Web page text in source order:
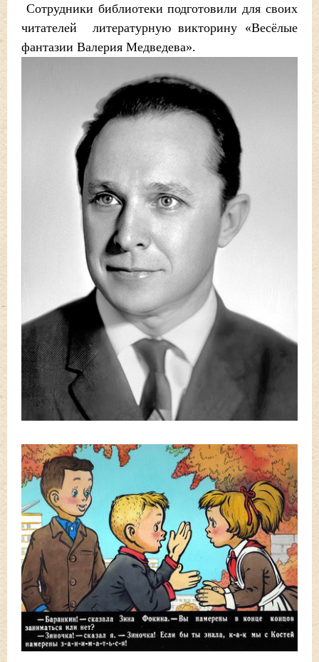
Сотрудники библиотеки подготовили для своих
читателей литературную викторину «Весёлые
фантазии Валерия Медведева».